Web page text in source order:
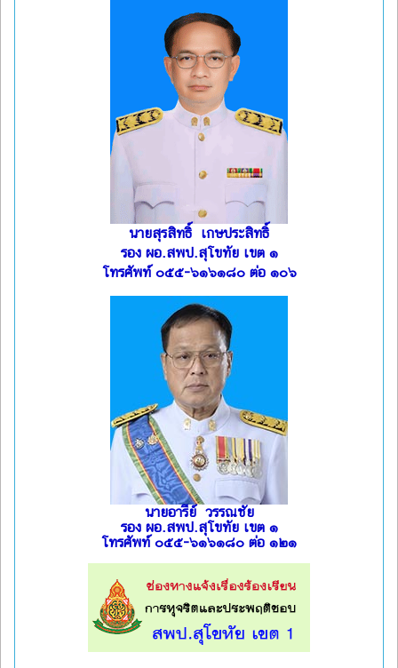
นายสุรสิทธิ์ เกษประสิทธิ์
รอง ผอ.สพป.สุโขทัย เขต ๑
โทรศัพท์ ๐๕๕-๖๑๖๑๘๐ ต่อ ๑๐๖
นายอารีย์ วรรณชัย
รอง ผอ.สพป.สุโขทัย เขต ๑
โทรศัพท์ ๐๕๕-๖๑๖๑๘๐ ต่อ ๑๒๑